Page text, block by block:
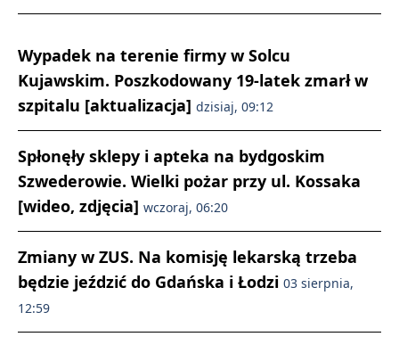
Wypadek na terenie firmy w Solcu
Kujawskim. Poszkodowany 19-latek zmarł w
szpitalu [aktualizacja] dzisiaj, 09:12
Spłonęły sklepy i apteka na bydgoskim
Szwederowie. Wielki pożar przy ul. Kossaka
[wideo, zdjęcia] wczoraj, 06:20
Zmiany w ZUS. Na komisję lekarską trzeba
będzie jeździć do Gdańska i Łodzi 03 sierpnia,
12:59